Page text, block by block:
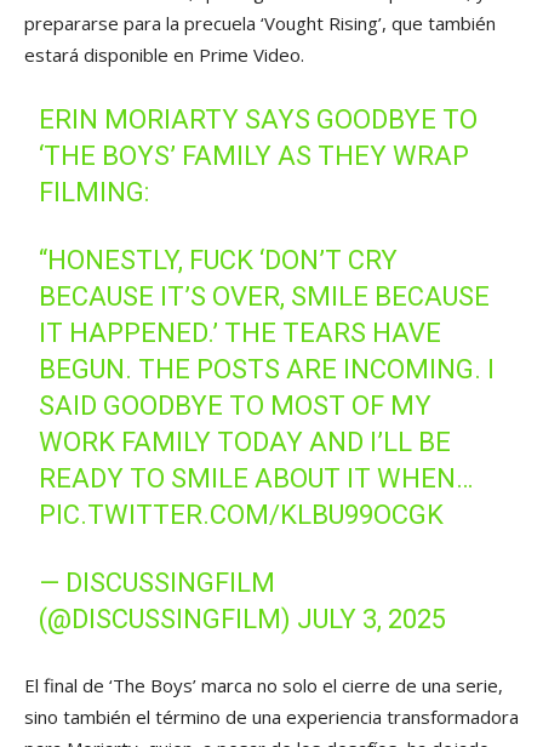
prepararse para la precuela ‘Vought Rising’, que también
estará disponible en Prime Video.
ERIN MORIARTY SAYS GOODBYE TO
‘THE BOYS’ FAMILY AS THEY WRAP
FILMING:
“HONESTLY, FUCK ‘DON’T CRY
BECAUSE IT’S OVER, SMILE BECAUSE
IT HAPPENED.’ THE TEARS HAVE
BEGUN. THE POSTS ARE INCOMING. I
SAID GOODBYE TO MOST OF MY
WORK FAMILY TODAY AND I’LL BE
READY TO SMILE ABOUT IT WHEN…
PIC.TWITTER.COM/KLBU99OCGK
— DISCUSSINGFILM
(@DISCUSSINGFILM) JULY 3, 2025
El final de ‘The Boys’ marca no solo el cierre de una serie,
sino también el término de una experiencia transformadora